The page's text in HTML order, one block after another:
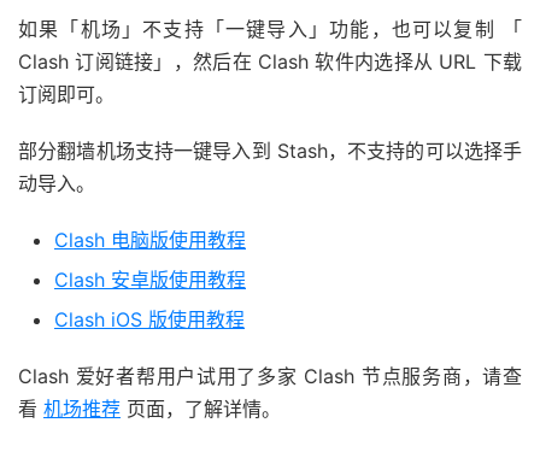
如果「机场」不支持「一键导入」功能，也可以复制 「
Clash 订阅链接」，然后在 Clash 软件内选择从 URL 下载
订阅即可。
部分翻墙机场支持一键导入到 Stash，不支持的可以选择手
动导入。
Clash 电脑版使用教程
Clash 安卓版使用教程
Clash iOS 版使用教程
Clash 爱好者帮用户试用了多家 Clash 节点服务商，请查
看 机场推荐 页面，了解详情。